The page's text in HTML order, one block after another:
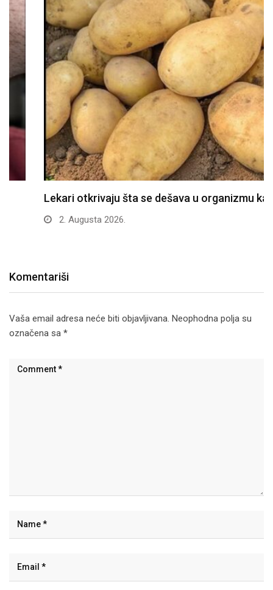
Lekari otkrivaju šta se dešava u organizmu kada…
2. Augusta 2026.
Komentariši
Vaša email adresa neće biti objavljivana. Neophodna polja su
označena sa *